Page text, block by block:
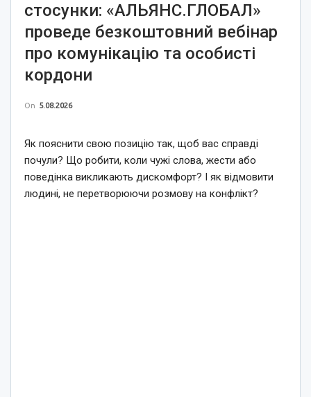
стосунки: «АЛЬЯНС.ГЛОБАЛ»
проведе безкоштовний вебінар
про комунікацію та особисті
кордони
On 5.08.2026
Як пояснити свою позицію так, щоб вас справді
почули? Що робити, коли чужі слова, жести або
поведінка викликають дискомфорт? І як відмовити
людині, не перетворюючи розмову на конфлікт?